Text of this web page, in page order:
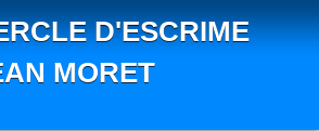
D'ESCRIME
MORET
cookies